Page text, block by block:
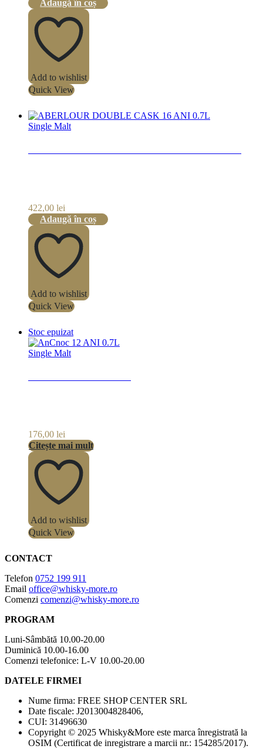
Adaugă în coș
Add to wishlist
Quick View
Single Malt
422,00 lei
Adaugă în coș
Add to wishlist
Quick View
Stoc epuizat
Single Malt
176,00 lei
Citește mai mult
Add to wishlist
Quick View
CONTACT
Telefon 0752 199 911
Email office@whisky-more.ro
Comenzi comenzi@whisky-more.ro
PROGRAM
Luni-Sâmbătă 10.00-20.00
Duminică 10.00-16.00
Comenzi telefonice: L-V 10.00-20.00
DATELE FIRMEI
Nume firma: FREE SHOP CENTER SRL
Date fiscale: J2013004828406,
CUI: 31496630
Copyright © 2025 Whisky&More este marca înregistrată la
OSIM (Certificat de inregistrare a marcii nr.: 154285/2017).